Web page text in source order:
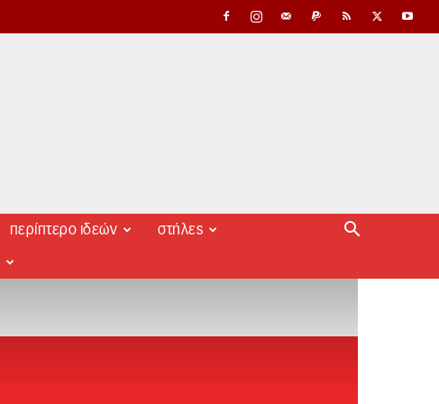
περίπτερο ιδεών στήλες